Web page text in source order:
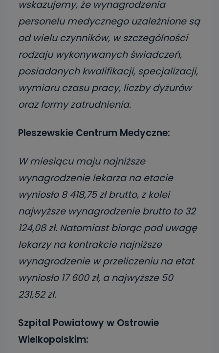
wskazujemy, że wynagrodzenia
personelu medycznego uzależnione są
od wielu czynników, w szczególności
rodzaju wykonywanych świadczeń,
posiadanych kwalifikacji, specjalizacji,
wymiaru czasu pracy, liczby dyżurów
oraz formy zatrudnienia.
Pleszewskie Centrum Medyczne:
W miesiącu maju najniższe
wynagrodzenie lekarza na etacie
wyniosło 8 418,75 zł brutto, z kolei
najwyższe wynagrodzenie brutto to 32
124,08 zł. Natomiast biorąc pod uwagę
lekarzy na kontrakcie najniższe
wynagrodzenie w przeliczeniu na etat
wyniosło 17 600 zł, a najwyższe 50
231,52 zł.
Szpital Powiatowy w Ostrowie
Wielkopolskim: